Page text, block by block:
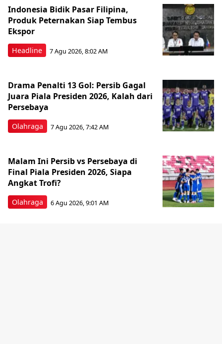
Headline
Indonesia Bidik Pasar Filipina,
Produk Peternakan Siap Tembus
Ekspor
7 Agu 2026, 8:02 AM
Olahraga
Drama Penalti 13 Gol: Persib Gagal
Juara Piala Presiden 2026, Kalah dari
Persebaya
7 Agu 2026, 7:42 AM
Olahraga
Malam Ini Persib vs Persebaya di
Final Piala Presiden 2026, Siapa
Angkat Trofi?
6 Agu 2026, 9:01 AM